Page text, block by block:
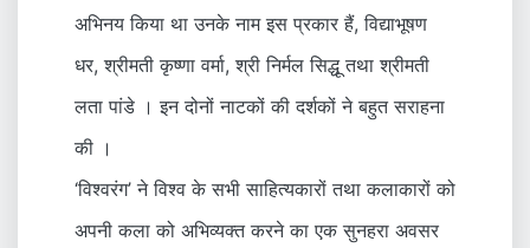
अभिनय किया था उनके नाम इस प्रकार हैं, विद्याभूषण
धर, श्रीमती कृष्णा वर्मा, श्री निर्मल सिद्धू तथा श्रीमती
लता पांडे । इन दोनों नाटकों की दर्शकों ने बहुत सराहना
की ।
‘विश्वरंग’ ने विश्व के सभी साहित्यकारों तथा कलाकारों को
अपनी कला को अभिव्यक्त करने का एक सुनहरा अवसर